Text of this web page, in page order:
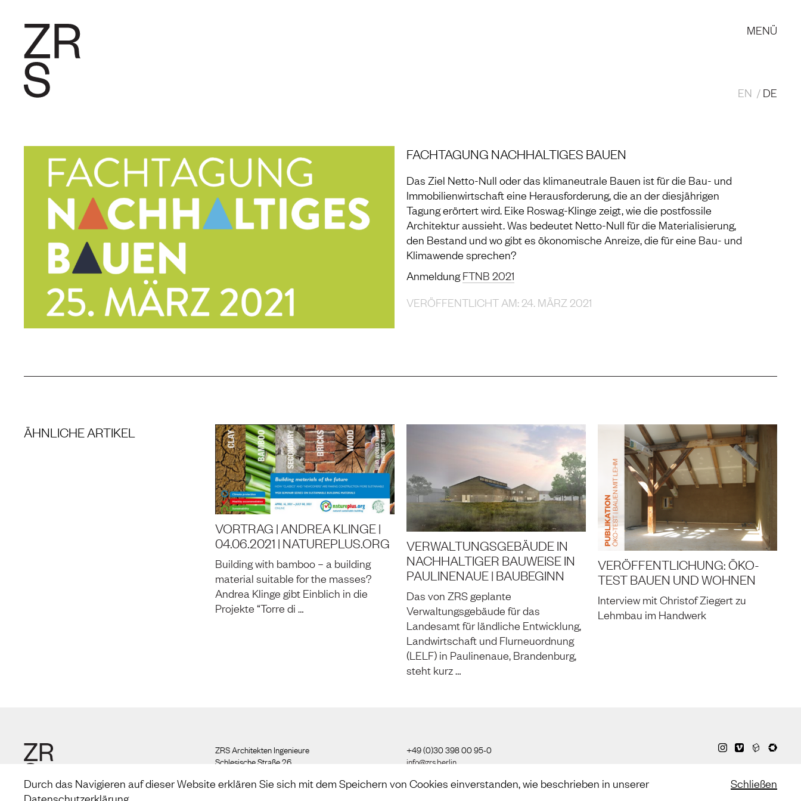
MENÜ
EN DE
FACHTAGUNG NACHHALTIGES BAUEN
Das Ziel Netto-Null oder das klimaneutrale Bauen ist für die Bau- und
Immobilienwirtschaft eine Herausforderung, die an der diesjährigen
Tagung erörtert wird. ​Eike Roswag-Klinge zeigt, wie die postfossile
Architektur aussieht. Was bedeutet Netto-Null für die Materialisierung,
den Bestand und wo gibt es ökonomische Anreize, die für eine Bau- und
Klimawende sprechen?
AnmeldungFTNB 2021
VERÖFFENTLICHT AM: 24. MÄRZ 2021
ÄHNLICHE ARTIKEL
VORTRAG | ANDREA KLINGE |
04.06.2021 | NATUREPLUS.ORG
Building with bamboo – a building
material suitable for the masses?
Andrea Klinge gibt Einblich in die
Projekte “Torre di …
VERWALTUNGSGEBÄUDE IN
NACHHALTIGER BAUWEISE IN
PAULINENAUE | BAUBEGINN
Das von ZRS geplante
Verwaltungsgebäude für das
Landesamt für ländliche Entwicklung,
Landwirtschaft und Flurneuordnung
(LELF) in Paulinenaue, Brandenburg,
steht kurz …
VERÖFFENTLICHUNG: ÖKO-
TEST BAUEN UND WOHNEN
Interview mit Christof Ziegert zu
Lehmbau im Handwerk
ZRS Architekten Ingenieure
Schlesische Straße 26
10997 Berlin
+49 (0)30 398 00 95-0
info@zrs.berlin
Durch das Navigieren auf dieser Website erklären Sie sich mit dem Speichern von Cookies einverstanden, wie beschrieben in unserer
Datenschutzerklärung.
Schließen